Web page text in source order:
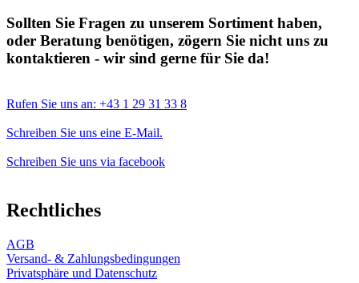
Sollten Sie Fragen zu unserem Sortiment haben,
oder Beratung benötigen, zögern Sie nicht uns zu
kontaktieren - wir sind gerne für Sie da!
Rufen Sie uns an: +43 1 29 31 33 8
Schreiben Sie uns eine E-Mail.
Schreiben Sie uns via facebook
Rechtliches
AGB
Versand- & Zahlungsbedingungen
Privatsphäre und Datenschutz